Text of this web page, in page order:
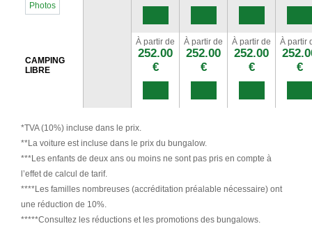
Photos
CAMPING
LIBRE
À partir de
252.00
€
À partir de
252.00
€
À partir de
252.00
€
À partir
€
*TVA (10%) incluse dans le prix.
**La voiture est incluse dans le prix du bungalow.
***Les enfants de deux ans ou moins ne sont pas pris en compte à
l’effet de calcul de tarif.
****Les familles nombreuses (accréditation préalable nécessaire) ont
une réduction de 10%.
*****Consultez les réductions et les promotions des bungalows.